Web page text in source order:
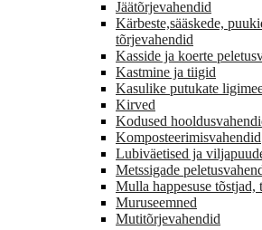
Jäätõrjevahendid
Kärbeste,sääskede,
tõrjevahendid
Kasside ja koerte
Kastmine ja tiigid
Kasulike putukate
Kirved
Kodused
Komposteerimisvahendid
Lubiväetised ja
Metssigade
Mulla happesuse tõstjad,
Muruseemned
Mutitõrjevahendid